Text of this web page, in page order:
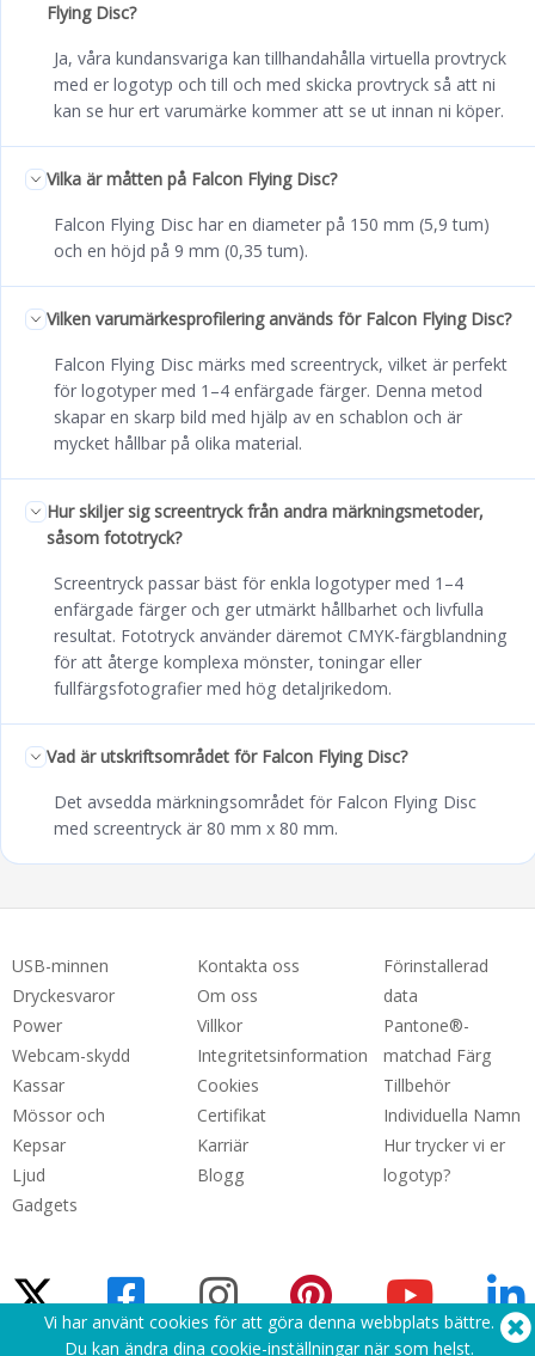
Flying Disc?
Ja, våra kundansvariga kan tillhandahålla virtuella provtryck
med er logotyp och till och med skicka provtryck så att ni
kan se hur ert varumärke kommer att se ut innan ni köper.
Vilka är måtten på Falcon Flying Disc?
Falcon Flying Disc har en diameter på 150 mm (5,9 tum)
och en höjd på 9 mm (0,35 tum).
Vilken varumärkesprofilering används för Falcon Flying Disc?
Falcon Flying Disc märks med screentryck, vilket är perfekt
för logotyper med 1–4 enfärgade färger. Denna metod
skapar en skarp bild med hjälp av en schablon och är
mycket hållbar på olika material.
Hur skiljer sig screentryck från andra märkningsmetoder,
såsom fototryck?
Screentryck passar bäst för enkla logotyper med 1–4
enfärgade färger och ger utmärkt hållbarhet och livfulla
resultat. Fototryck använder däremot CMYK-färgblandning
för att återge komplexa mönster, toningar eller
fullfärgsfotografier med hög detaljrikedom.
Vad är utskriftsområdet för Falcon Flying Disc?
Det avsedda märkningsområdet för Falcon Flying Disc
med screentryck är 80 mm x 80 mm.
USB-minnen
Dryckesvaror
Power
Webcam-skydd
Kassar
Mössor och
Kepsar
Ljud
Gadgets
Kontakta oss
Om oss
Villkor
Integritetsinformation
Cookies
Certifikat
Karriär
Blogg
Förinstallerad
data
Pantone®-
matchad Färg
Tillbehör
Individuella Namn
Hur trycker vi er
logotyp?
Vi har använt cookies för att göra denna webbplats bättre.
Du kan ändra dina cookie-inställningar när som helst.